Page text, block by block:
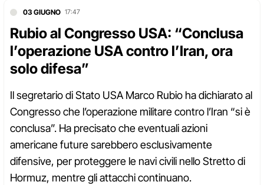
03 GIUGNO 17:47
Rubio al Congresso USA: “Conclusa
l’operazione USA contro l’Iran, ora
solo difesa”
Il segretario di Stato USA Marco Rubio ha dichiarato al
Congresso che l’operazione militare contro l’Iran “si è
conclusa”. Ha precisato che eventuali azioni
americane future sarebbero esclusivamente
difensive, per proteggere le navi civili nello Stretto di
Hormuz, mentre gli attacchi continuano.